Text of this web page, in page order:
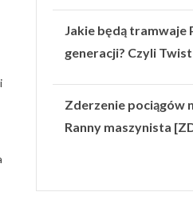
Jakie będą tramwaje
generacji? Czyli Twist
Zderzenie pociągów
Ranny maszynista